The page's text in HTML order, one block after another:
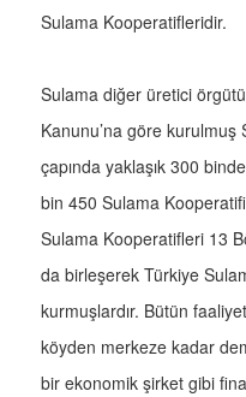
Sulama Kooperatifleridir.
Sulama diğer üretici
Kanunu’na göre
çapında yaklaşık 300
bin 450 Sulama
Sulama Kooperatifleri 13
da birleşerek Türkiye
kurmuşlardır. Bütün
köyden merkeze kadar
bir ekonomik şirket gibi